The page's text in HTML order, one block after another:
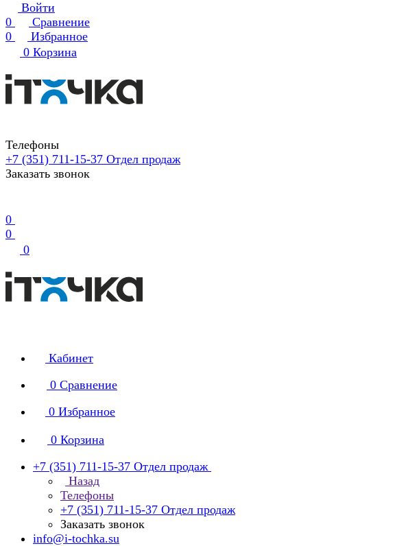
Войти
0
Сравнение
0
Избранное
0 Корзина
Телефоны
+7 (351) 711-15-37 Отдел продаж
Заказать звонок
0
0
0
Кабинет
0 Сравнение
0 Избранное
0 Корзина
+7 (351) 711-15-37 Отдел продаж
Назад
Телефоны
+7 (351) 711-15-37 Отдел продаж
Заказать звонок
info@i-tochka.su